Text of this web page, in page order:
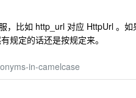
，比如 http_url 对应 HttpUrl 。
规定的话还是按规定来。
in-camelcase